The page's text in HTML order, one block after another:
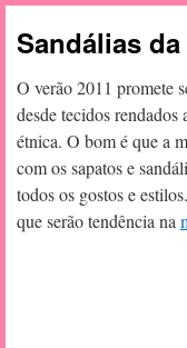
Sandálias da
O verão 2011 promete
desde tecidos
étnica. O bom é que a
com os sapatos e
todos os gostos e
que serão tendência na